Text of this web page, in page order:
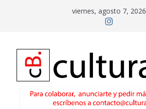
viernes, agosto 7, 2026